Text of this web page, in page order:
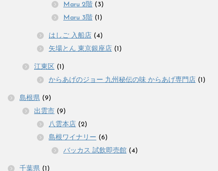
Maru 2階 (3)
Maru 3階 (1)
はしご 入船店 (4)
矢場とん 東京銀座店 (1)
江東区 (1)
からあげのジョー 九州秘伝の味 からあげ専門店 (1)
島根県 (9)
出雲市 (9)
八雲本店 (2)
島根ワイナリー (6)
バッカス 試飲即売館 (4)
千葉県 (1)